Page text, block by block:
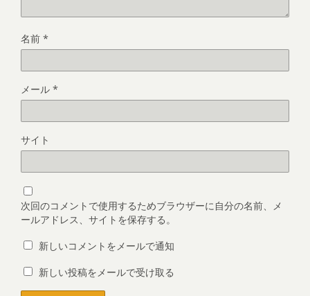
名前 *
メール *
サイト
次回のコメントで使用するためブラウザーに自分の名前、メ
ールアドレス、サイトを保存する。
新しいコメントをメールで通知
新しい投稿をメールで受け取る